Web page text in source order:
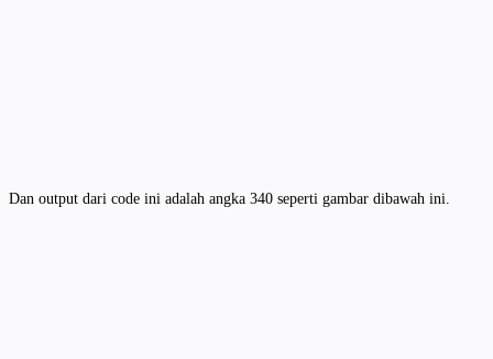
Dan output dari code ini adalah angka 340 seperti gambar dibawah ini.